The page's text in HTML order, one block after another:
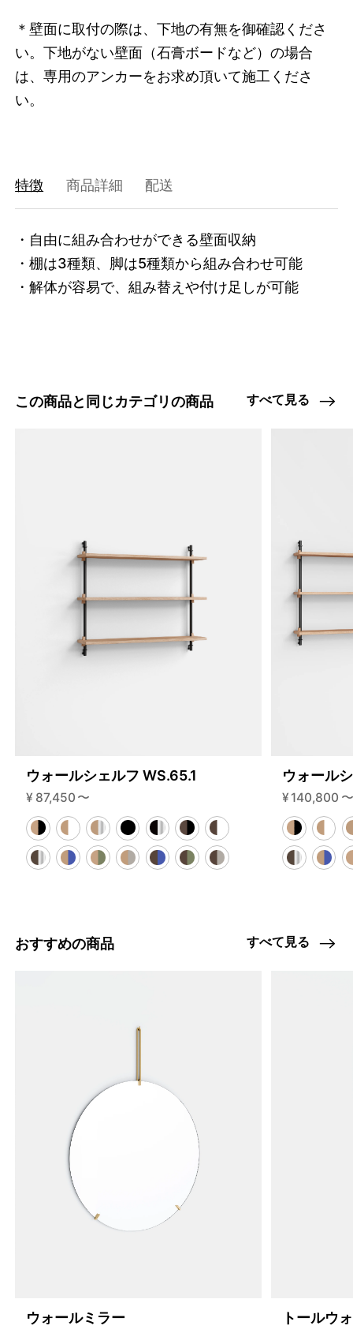
/products/wall-shelving-ws-115-3?
variant=47408924917992
30745000
＊壁面に取付の際は、下地の有無を御確認くださ
い。下地がない壁面（石膏ボードなど）の場合
は、専用のアンカーをお求め頂いて施工くださ
い。
特徴 商品詳細 配送
・自由に組み合わせができる壁面収納
・棚は3種類、脚は5種類から組み合わせ可能
・解体が容易で、組み替えや付け足しが可能
この商品と同じカテゴリの商品 すべて見る
ウォールシェルフ WS.65.1
¥ 87,450 〜
ウォール
¥ 140,800 〜
おすすめの商品 すべて見る
ウォールミラー トールウ